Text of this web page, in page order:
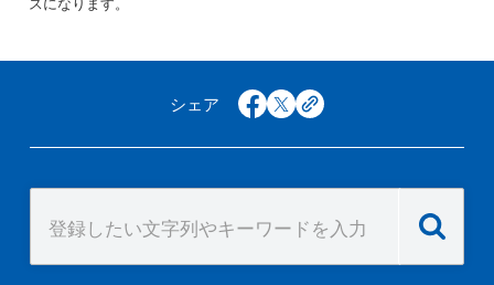
スになります。
シェア facebook
x copy